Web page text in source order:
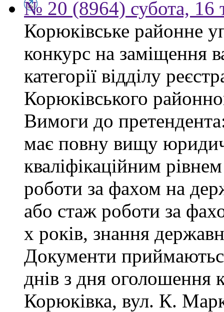
№ 20 (8964) субота, 16
Корюківське районне
конкурс на заміщення
категорії відділу
Корюківського
Вимоги до
має повну вищу
кваліфікаційним
роботи за фахом на
або стаж роботи за
х років, знання
Документи
днів з дня оголошення
Корюківка, вул. К.